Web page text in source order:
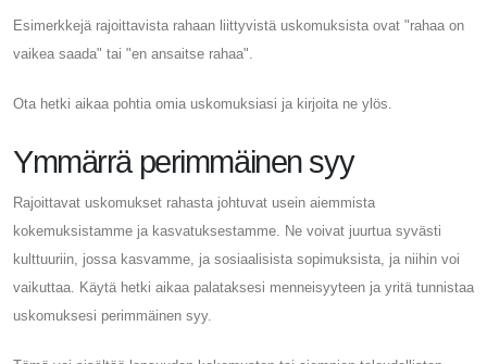
Esimerkkejä rajoittavista rahaan liittyvistä uskomuksista ovat "rahaa on
vaikea saada" tai "en ansaitse rahaa".
Ota hetki aikaa pohtia omia uskomuksiasi ja kirjoita ne ylös.
Ymmärrä perimmäinen syy
Rajoittavat uskomukset rahasta johtuvat usein aiemmista
kokemuksistamme ja kasvatuksestamme. Ne voivat juurtua syvästi
kulttuuriin, jossa kasvamme, ja sosiaalisista sopimuksista, ja niihin voi
vaikuttaa. Käytä hetki aikaa palataksesi menneisyyteen ja yritä tunnistaa
uskomuksesi perimmäinen syy.